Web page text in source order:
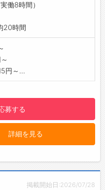
ウェディングプランナー
、全員に共通しているの
組みたいという実直な姿勢
面的に応援していくため
す。
メ◎】
スを大切にしたい
に直結する環境で働きた
、雑貨や骨とう品などに
きなやりがいと成長を得
企業！
ク文化、ナレッジ共有の
未経験からでも安心です
員、保険営業、教員、飲食
様なバックグラウンドを持
レクター職、接客業から3
へとキャリアを築いた社員
働8時間）
20時間
円～...
募する
詳細を見る
掲載開始日:2026/07/28